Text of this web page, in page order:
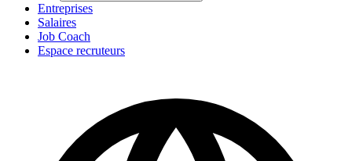
Entreprises
Salaires
Job Coach
Espace recruteurs